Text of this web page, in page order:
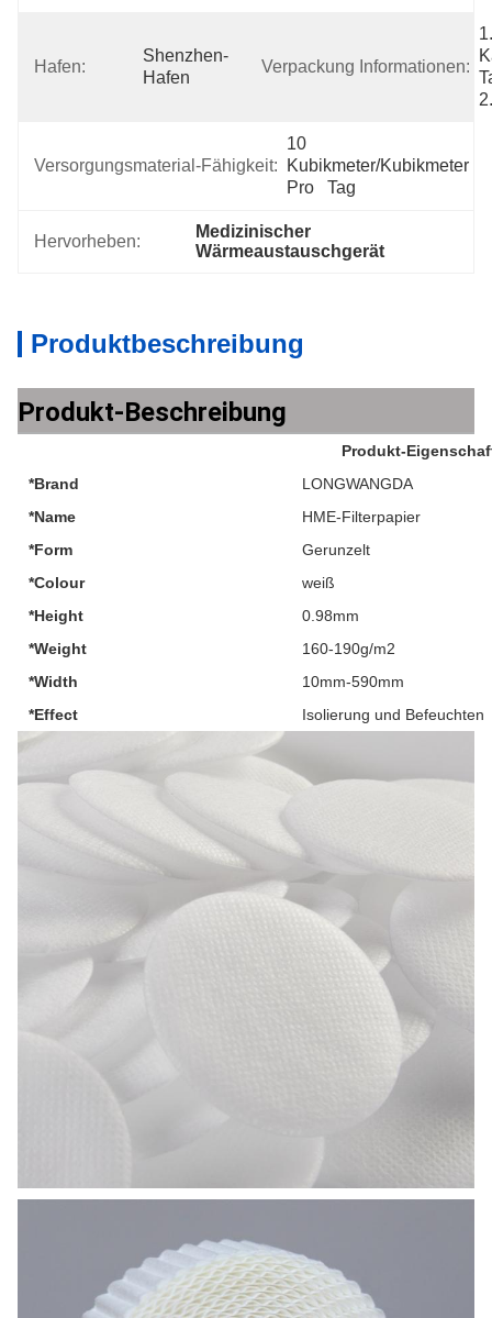
Hafen:
Shenzhen-
Hafen
Verpackung Informationen:
Versorgungsmaterial-Fähigkeit:
10
Kubikmeter/Kubikmeter
Pro   Tag
Hervorheben:
Medizinischer
Wärmeaustauschgerät
Produktbeschreibung
Produkt-Beschreibung
Produkt-
*Brand
LONGWANGDA
*Name
HME-Filterpapier
*Form
Gerunzelt
*Colour
weiß
*Height
0.98mm
*Weight
160-190g/m2
*Width
10mm-590mm
*Effect
Isolierung und Befeuchten